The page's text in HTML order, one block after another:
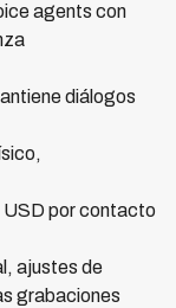
agents con
diálogos
USD por contacto
ajustes de
grabaciones